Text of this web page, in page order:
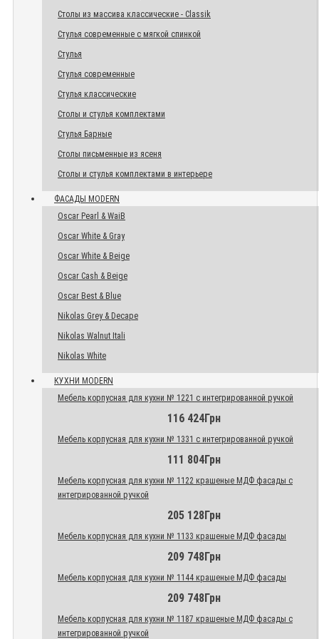
Столы из массива классические - Classik
Стулья современные с мягкой спинкой
Стулья
Стулья современные
Стулья классические
Столы и стулья комплектами
Стулья Барные
Столы письменные из ясеня
Столы и стулья комплектами в интерьере
ФАСАДЫ MODERN
Oscar Pearl & WaiB
Oscar White & Gray
Oscar White & Beige
Oscar Cash & Beige
Oscar Best & Blue
Nikolas Grey & Decape
Nikolas Walnut Itali
Nikolas White
КУХНИ MODERN
Мебель корпусная для кухни № 1221 с интегрированной ручкой
116 424Грн
Мебель корпусная для кухни № 1331 с интегрированной ручкой
111 804Грн
Мебель корпусная для кухни № 1122 крашеные МДФ фасады с
интегрированной ручкой
205 128Грн
Мебель корпусная для кухни № 1133 крашеные МДФ фасады
209 748Грн
Мебель корпусная для кухни № 1144 крашеные МДФ фасады
209 748Грн
Мебель корпусная для кухни № 1187 крашеные МДФ фасады с
интегрированной ручкой